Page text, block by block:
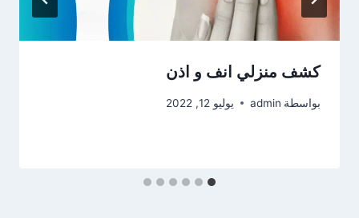
كشف منزلي انف و اذن
بواسطة admin يوليو 12, 2022